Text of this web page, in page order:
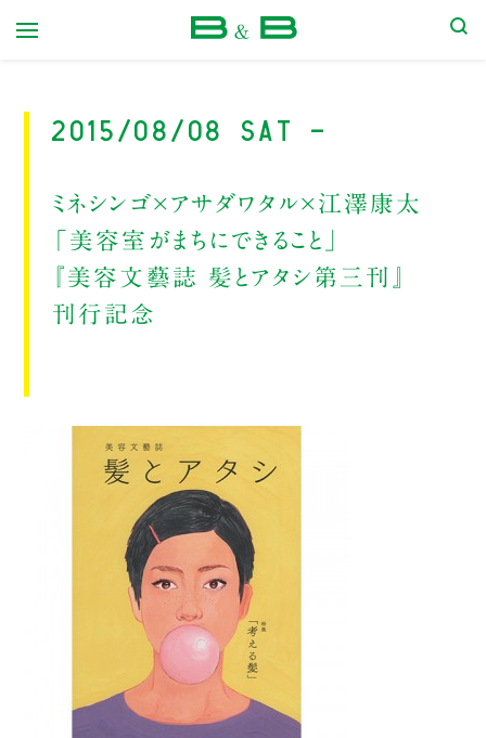
2015/08/08 Sat -
ミネシンゴ×アサダワタル×江澤康太
「美容室がまちにできること」
『美容文藝誌 髪とアタシ第三刊』
刊行記念